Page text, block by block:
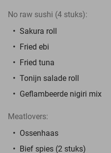
No raw sushi (4 stuks):
Sakura roll
Fried ebi
Fried tuna
Tonijn salade roll
Geflambeerde nigiri mix
Meatlovers:
Ossenhaas
Bief spies (2 stuks)